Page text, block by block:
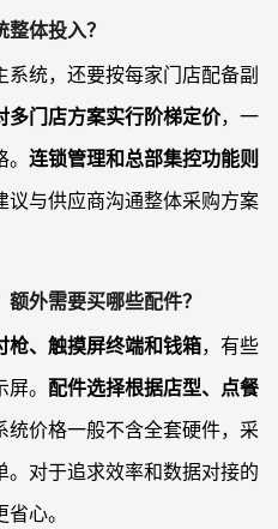
体投入？
统，还要按每家门店配备副
多门店方案实行阶梯定价，一
连锁管理和总部集控功能则
议与供应商沟通整体采购方案
外需要买哪些配件？
枪、触摸屏终端和钱箱，有些
。 配件选择根据店型、点餐
统价格一般不含全套硬件，采
对于追求效率和数据对接的
心。